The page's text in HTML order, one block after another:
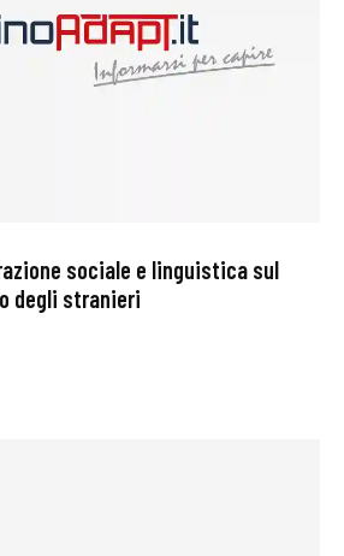
sociale e linguistica sul
degli stranieri